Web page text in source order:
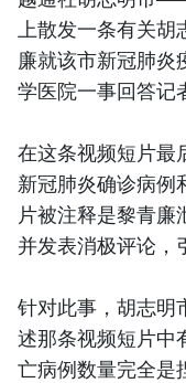
上散发一条有关胡
廉就该市新冠肺炎
学医院一事回答记
在这条视频短片最
新冠肺炎确诊病例
片被注释是黎青廉
并发表消极评论，
针对此事，胡志明
述那条视频短片中
亡病例数量完全是